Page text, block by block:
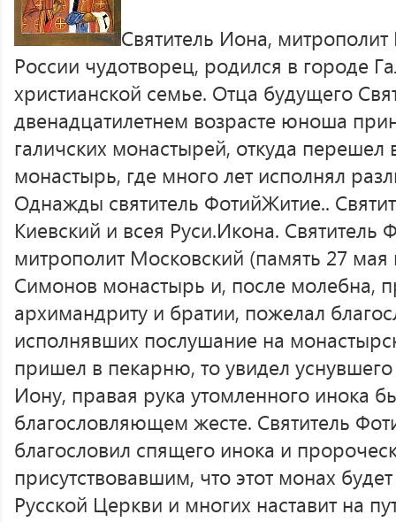
Святитель Иона,
России чудотворец, родился в городе
христианской семье. Отца будущего
двенадцатилетнем возрасте юноша
галичских монастырей, откуда
монастырь, где много лет исполнял
Однажды святитель ФотийЖитие..
Киевский и всея Руси.Икона. Святитель
митрополит Московский (память 27 мая
Симонов монастырь и, после молебна,
архимандриту и братии, пожелал
исполнявших послушание на
пришел в пекарню, то увидел
Иону, правая рука утомленного инока
благословляющем жесте. Святитель
благословил спящего инока и
присутствовавшим, что этот монах
Русской Церкви и многих наставит на